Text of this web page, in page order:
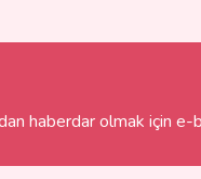
veya görüntülenemiyor.
olmalı.
haberdar olmak için